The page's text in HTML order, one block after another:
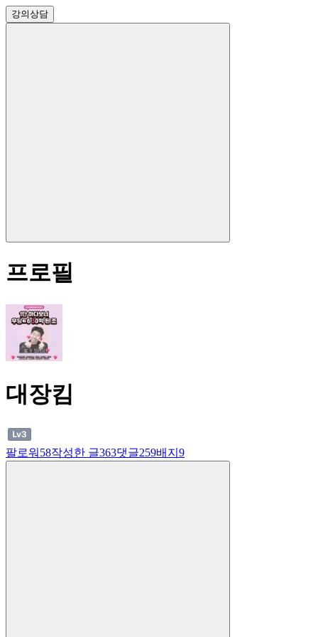
강의상담
프로필
대장킴
팔로워 58작성한 글363댓글259배지 9